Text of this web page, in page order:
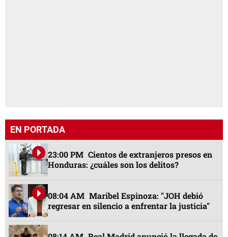
EN PORTADA
23:00 PM Cientos de extranjeros presos en
Honduras: ¿cuáles son los delitos?
08:04 AM Maribel Espinoza: "JOH debió
regresar en silencio a enfrentar la justicia"